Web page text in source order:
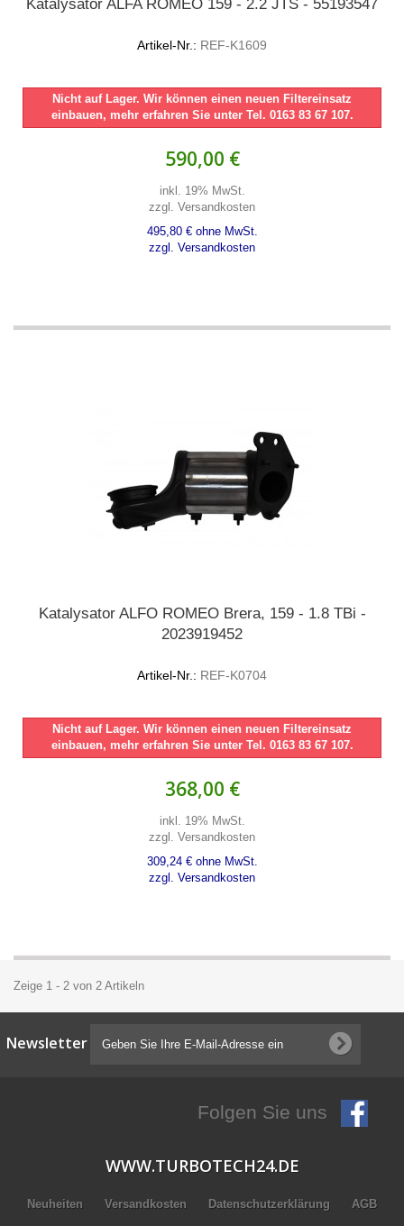
Katalysator ALFA ROMEO 159 - 2.2 JTS - 55193547
Artikel-Nr.: REF-K1609
Nicht auf Lager. Wir können einen neuen Filtereinsatz
einbauen, mehr erfahren Sie unter Tel. 0163 83 67 107.
590,00 €
inkl. 19% MwSt.
zzgl. Versandkosten
495,80 € ohne MwSt.
zzgl. Versandkosten
Katalysator ALFO ROMEO Brera, 159 - 1.8 TBi -
2023919452
Artikel-Nr.: REF-K0704
Nicht auf Lager. Wir können einen neuen Filtereinsatz
einbauen, mehr erfahren Sie unter Tel. 0163 83 67 107.
368,00 €
inkl. 19% MwSt.
zzgl. Versandkosten
309,24 € ohne MwSt.
zzgl. Versandkosten
Zeige 1 - 2 von 2 Artikeln
Newsletter
Folgen Sie uns
WWW.TURBOTECH24.DE
Neuheiten Versandkosten Datenschutzerklärung
AGB